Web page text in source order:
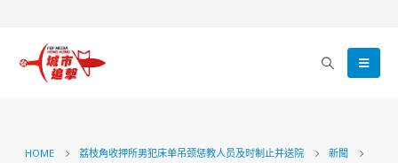
HOME 荔枝角收押所男犯床单吊颈惩教人员及时制止并送院
新聞